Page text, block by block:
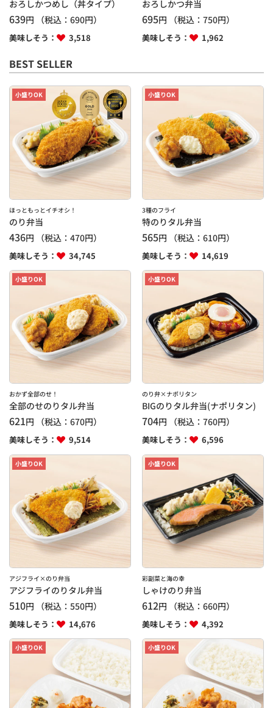
おろしかつめし（丼タイプ）
639円 （税込： 690円）
美味しそう： 3,518
おろしかつ弁当
695円 （税込：750円）
美味しそう： 1,962
BEST SELLER
小盛りOK
ほっともっとイチオシ！
のり弁当
436円 （税込： 470円）
美味しそう： 34,745
小盛りOK
3種のフライ
特のりタル弁当
565円 （税込：610円）
美味しそう： 14,619
小盛りOK
おかず全部のせ！
全部のせのりタル弁当
621円 （税込： 670円）
美味しそう： 9,514
小盛りOK
のり弁×ナポリタン
BIGのりタル弁当(ナポリタン)
704円 （税込：760円）
美味しそう： 6,596
小盛りOK
アジフライ×のり弁当
アジフライのりタル弁当
510円 （税込： 550円）
美味しそう： 14,676
小盛りOK
彩副菜と海の幸
しゃけのり弁当
612円 （税込：660円）
美味しそう： 4,392
小盛りOK 小盛りOK